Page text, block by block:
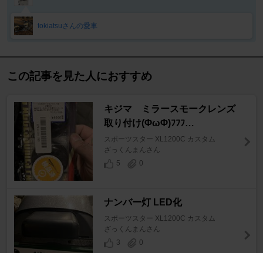
tokiatsuさんの愛車
この記事を見た人におすすめ
キジマ ミラースモークレンズ
取り付け(ΦωΦ)ﾌﾌﾌ…
スポーツスター XL1200C カスタム
ざっくんまんさん
5
0
ナンバー灯 LED化
スポーツスター XL1200C カスタム
ざっくんまんさん
3
0